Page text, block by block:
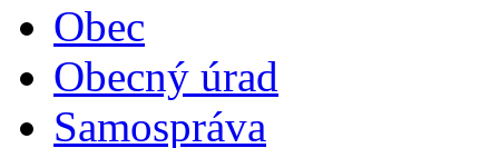
Obec
Obecný úrad
Samospráva